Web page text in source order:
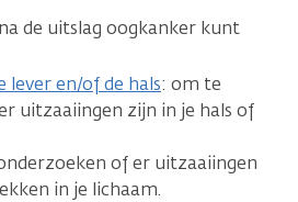
de uitslag oogkanker kunt
lever en/of de hals: om te
uitzaaiingen zijn in je hals of
of er uitzaaiingen
in je lichaam.